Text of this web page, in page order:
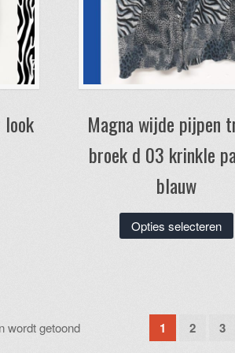
kan
Magna wijde pijpen
broek d 03 krinkle
blauw
Opties selecteren
wordt getoondGesorteerd
1 2 3